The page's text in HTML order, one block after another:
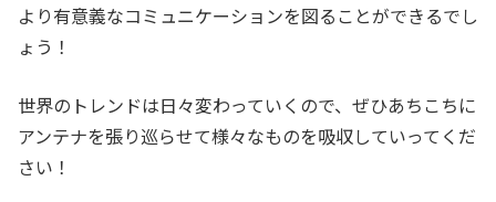
より有意義なコミュニケーションを図ることができるでし
ょう！
世界のトレンドは日々変わっていくので、ぜひあちこちに
アンテナを張り巡らせて様々なものを吸収していってくだ
さい！